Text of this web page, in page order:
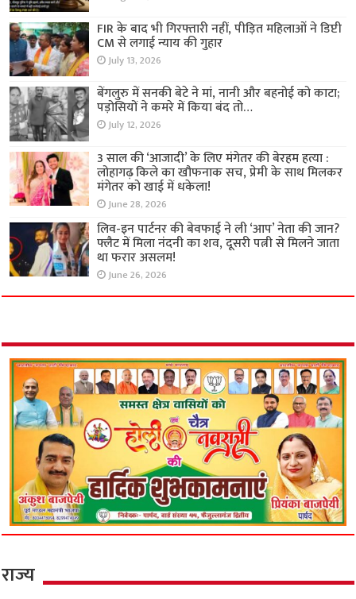
FIR के बाद भी गिरफ्तारी नहीं, पीड़ित महिलाओं ने डिप्टी
CM से लगाई न्याय की गुहार
July 13, 2026
बेंगलुरु में सनकी बेटे ने मां, नानी और बहनोई को काटा;
पड़ोसियों ने कमरे में किया बंद तो…
July 12, 2026
3 साल की ‘आजादी’ के लिए मंगेतर की बेरहम हत्या :
लोहागढ़ किले का खौफनाक सच, प्रेमी के साथ मिलकर
मंगेतर को खाई में धकेला!
June 28, 2026
लिव-इन पार्टनर की बेवफाई ने ली ‘आप’ नेता की जान?
फ्लैट में मिला नंदनी का शव, दूसरी पत्नी से मिलने जाता
था फरार असलम!
June 26, 2026
राज्य